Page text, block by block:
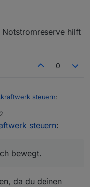
hilft
0
steuern:
wird.
versuche dir heute
Statistik und der
steuern:
bewegt.
da du deinen